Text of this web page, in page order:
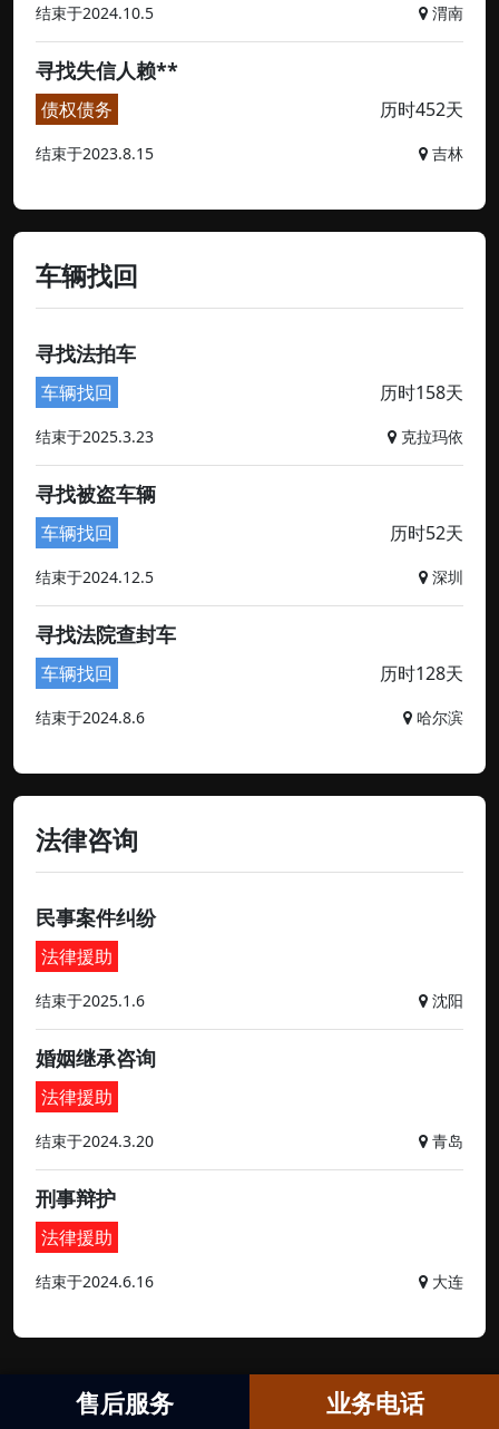
结束于2024.10.5 渭南
寻找失信人赖**
债权债务 历时452天
结束于2023.8.15 吉林
车辆找回
寻找法拍车
车辆找回 历时158天
结束于2025.3.23 克拉玛依
寻找被盗车辆
车辆找回 历时52天
结束于2024.12.5 深圳
寻找法院查封车
车辆找回 历时128天
结束于2024.8.6 哈尔滨
法律咨询
民事案件纠纷
法律援助
结束于2025.1.6 沈阳
婚姻继承咨询
法律援助
结束于2024.3.20 青岛
刑事辩护
法律援助
结束于2024.6.16 大连
售后服务 业务电话